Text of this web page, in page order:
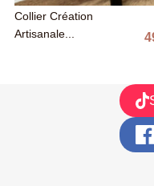
Prix
Collier Création
Artisanale...